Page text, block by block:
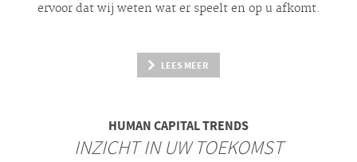
ervoor dat wij weten wat er speelt en op u afkomt.
LEES MEER
HUMAN CAPITAL TRENDS
INZICHT IN UW TOEKOMST